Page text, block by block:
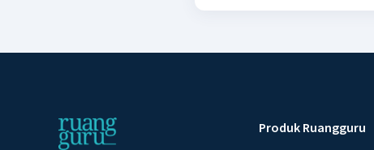
Produk Ruangguru